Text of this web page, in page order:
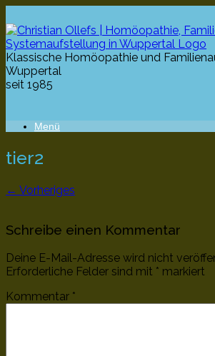
Klassische Homöopathie und
Wuppertal
seit 1985
Menü
tier2
← Vorheriges
Schreibe einen Kommentar
Deine E-Mail-Adresse wird nicht
Erforderliche Felder sind mit * markiert
Kommentar *